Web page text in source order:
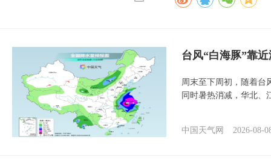
台风“白海豚”靠
周末至下周初，随着台
同时暑热消减，华北、
中国天气网 2026-08-